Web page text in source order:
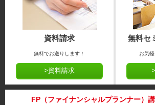
資料請求
無料でお送りします！
>資料請求
無料セ
お気
FP（ファイナンシャルプランナー）